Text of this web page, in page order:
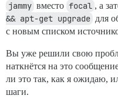
jammy вместо focal , а
&& apt-get upgrade для
с новым списком
Вы уже решили свою
наткнётся на это
ли это так, как я ожидаю,
шаги.